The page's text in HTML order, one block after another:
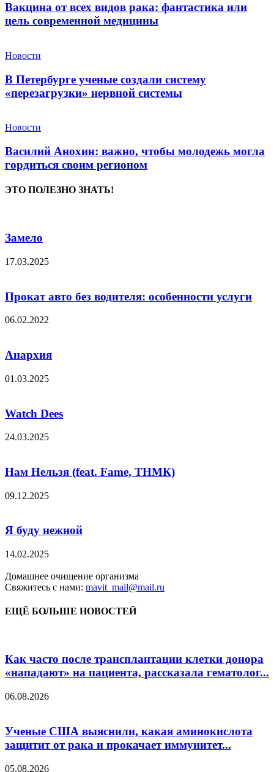
Вакцина от всех видов рака: фантастика или
цель современной медицины
Новости
В Петербурге ученые создали систему
«перезагрузки» нервной системы
Новости
Василий Анохин: важно, чтобы молодежь могла
гордиться своим регионом
ЭТО ПОЛЕЗНО ЗНАТЬ!
Замело
17.03.2025
Прокат авто без водителя: особенности услуги
06.02.2022
Анархия
01.03.2025
Watch Dees
24.03.2025
Нам Нельзя (feat. Fame, ТНМК)
09.12.2025
Я буду нежной
14.02.2025
Домашнее очищение организма
Свяжитесь с нами: mavit_mail@mail.ru
ЕЩЁ БОЛЬШЕ НОВОСТЕЙ
Как часто после трансплантации клетки донора
«нападают» на пациента, рассказала гематолог...
06.08.2026
Ученые США выяснили, какая аминокислота
защитит от рака и прокачает иммунитет...
05.08.2026